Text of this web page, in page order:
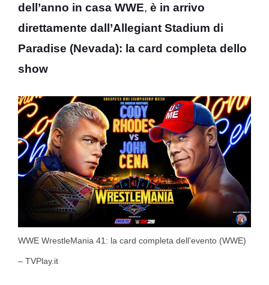
dell’anno in casa WWE, è in arrivo
direttamente dall’Allegiant Stadium di
Paradise (Nevada): la card completa dello
show
WWE WrestleMania 41: la card completa dell’evento (WWE)
– TVPlay.it